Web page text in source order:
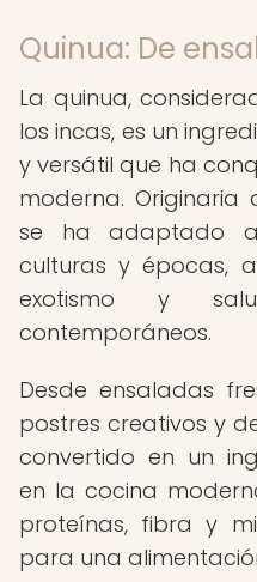
Quinua: De
La quinua,
los incas, es un
y versátil que ha
moderna. Originaria
se ha adaptado
culturas y épocas,
exotismo y
contemporáneos.
Desde ensaladas
postres creativos y
convertido en un
en la cocina
proteínas, fibra y
para una